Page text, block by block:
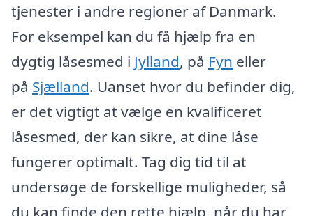
tjenester i andre regioner af Danmark.
For eksempel kan du få hjælp fra en
dygtig låsesmed i Jylland, på Fyn eller
på Sjælland. Uanset hvor du befinder dig,
er det vigtigt at vælge en kvalificeret
låsesmed, der kan sikre, at dine låse
fungerer optimalt. Tag dig tid til at
undersøge de forskellige muligheder, så
du kan finde den rette hjælp, når du har